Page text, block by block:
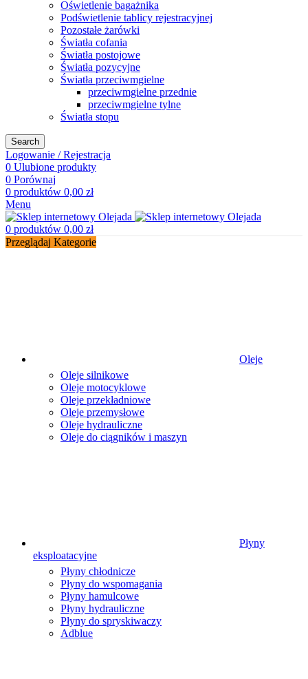
Oświetlenie bagażnika
Podświetlenie tablicy rejestracyjnej
Pozostałe żarówki
Światła cofania
Światła postojowe
Światła pozycyjne
Światła przeciwmgielne
przeciwmgielne przednie
przeciwmgielne tylne
Światła stopu
Search
Logowanie / Rejestracja
0 Ulubione produkty
0 Porównaj
0 produktów 0,00 zł
Menu
0 produktów 0,00 zł
Przeglądaj Kategorie
Oleje
Oleje silnikowe
Oleje motocyklowe
Oleje przekładniowe
Oleje przemysłowe
Oleje hydrauliczne
Oleje do ciągników i maszyn
Płyny
eksploatacyjne
Płyny chłodnicze
Płyny do wspomagania
Płyny hamulcowe
Płyny hydrauliczne
Płyny do spryskiwaczy
Adblue